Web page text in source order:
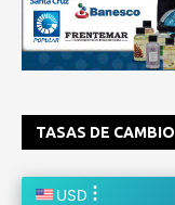
TASAS DE CAMBIO